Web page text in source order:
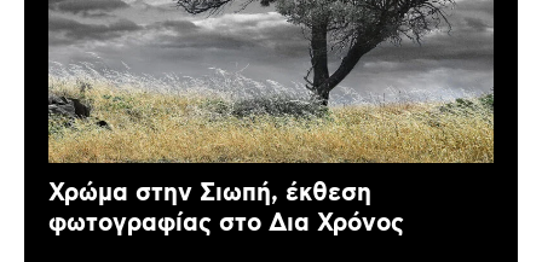
Χρώμα στην Σιωπή, έκθεση
φωτογραφίας στο Δια Χρόνος